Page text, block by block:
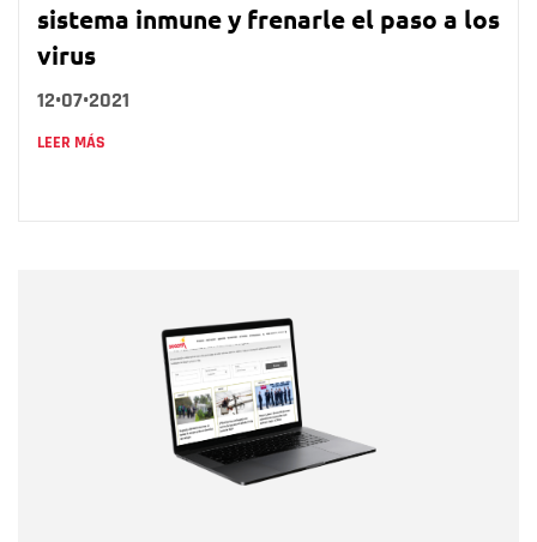
sistema inmune y frenarle el paso a los
virus
12•07•2021
LEER MÁS
Correo electrónico
Tipo de comentario